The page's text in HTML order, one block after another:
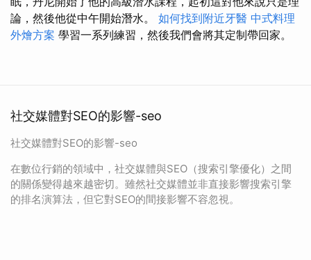
論，然後他從中午開始潛水。 如何找到附近牙醫 中式料理
外燴方案 學習一系列練習，然後我們會將其定制帶回家。
社交媒體對SEO的影響-seo
社交媒體對SEO的影響-seo
在數位行銷的領域中，社交媒體與SEO（搜索引擎優化）之間
的關係變得越來越密切。雖然社交媒體並非直接影響搜索引擎
的排名演算法，但它對SEO的間接影響不容忽視。